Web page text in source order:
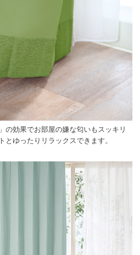
の効果でお部屋の嫌な匂いもスッキリ
とゆったりリラックスできます。